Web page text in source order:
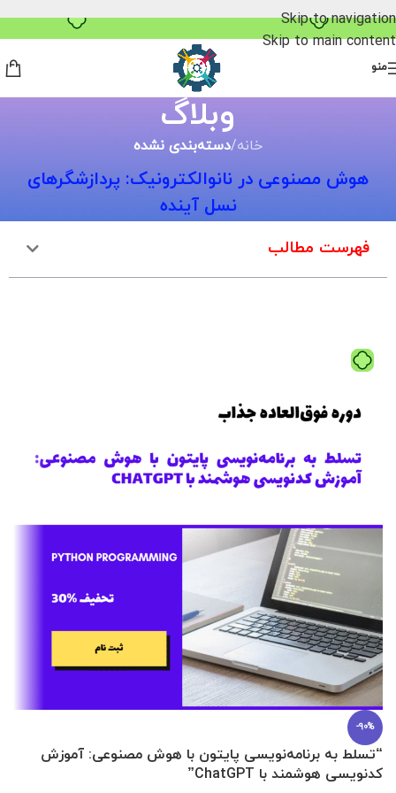
خرید قسطی با ترب‌پی
Skip to navigation
Skip to main content
منو
وبلاگ
خانه/دسته‌بندی نشده
هوش مصنوعی در نانوالکترونیک: پردازشگرهای
نسل آینده
فهرست مطالب
-90%
“تسلط به برنامه‌نویسی پایتون با هوش مصنوعی: آموزش
کدنویسی هوشمند با ChatGPT”